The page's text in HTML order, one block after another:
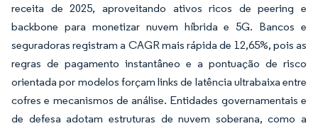
receita de 2025, aproveitando ativos ricos de peering e
backbone para monetizar nuvem híbrida e 5G. Bancos e
seguradoras registram a CAGR mais rápida de 12,65%, pois as
regras de pagamento instantâneo e a pontuação de risco
orientada por modelos forçam links de latência ultrabaixa entre
cofres e mecanismos de análise. Entidades governamentais e
de defesa adotam estruturas de nuvem soberana, como a